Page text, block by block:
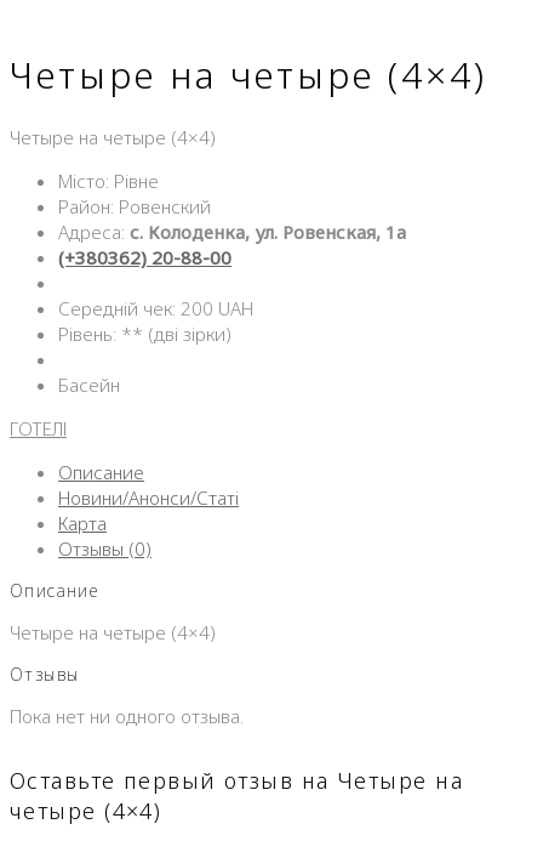
Четыре на четыре (4×4)
Четыре на четыре (4×4)
Місто: Рівне
Район: Ровенский
Адреса: с. Колоденка, ул. Ровенская, 1а
(+380362) 20-88-00
Середній чек: 200 UAH
Рівень: ** (дві зірки)
Басейн
ГОТЕЛІ
Описание
Новини/Анонси/Статі
Карта
Отзывы (0)
Описание
Четыре на четыре (4×4)
Отзывы
Пока нет ни одного отзыва.
Оставьте первый отзыв на Четыре на
четыре (4×4)